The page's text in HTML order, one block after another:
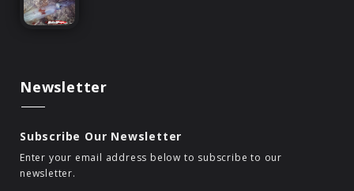
Newsletter
Subscribe Our Newsletter
Enter your email address below to subscribe to our
newsletter.